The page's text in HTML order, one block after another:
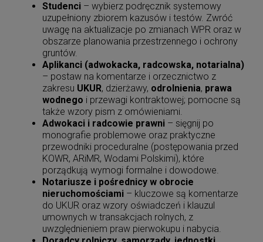
Studenci – wybierz podręcznik systemowy
uzupełniony zbiorem kazusów i testów. Zwróć
uwagę na aktualizacje po zmianach WPR oraz w
obszarze planowania przestrzennego i ochrony
gruntów.
Aplikanci (adwokacka, radcowska, notarialna)
– postaw na komentarze i orzecznictwo z
zakresu UKUR, dzierżawy, odrolnienia, prawa
wodnego i przewagi kontraktowej; pomocne są
także wzory pism z omówieniami.
Adwokaci i radcowie prawni – sięgnij po
monografie problemowe oraz praktyczne
przewodniki proceduralne (postępowania przed
KOWR, ARiMR, Wodami Polskimi), które
porządkują wymogi formalne i dowodowe.
Notariusze i pośrednicy w obrocie
nieruchomościami – kluczowe są komentarze
do UKUR oraz wzory oświadczeń i klauzul
umownych w transakcjach rolnych, z
uwzględnieniem praw pierwokupu i nabycia.